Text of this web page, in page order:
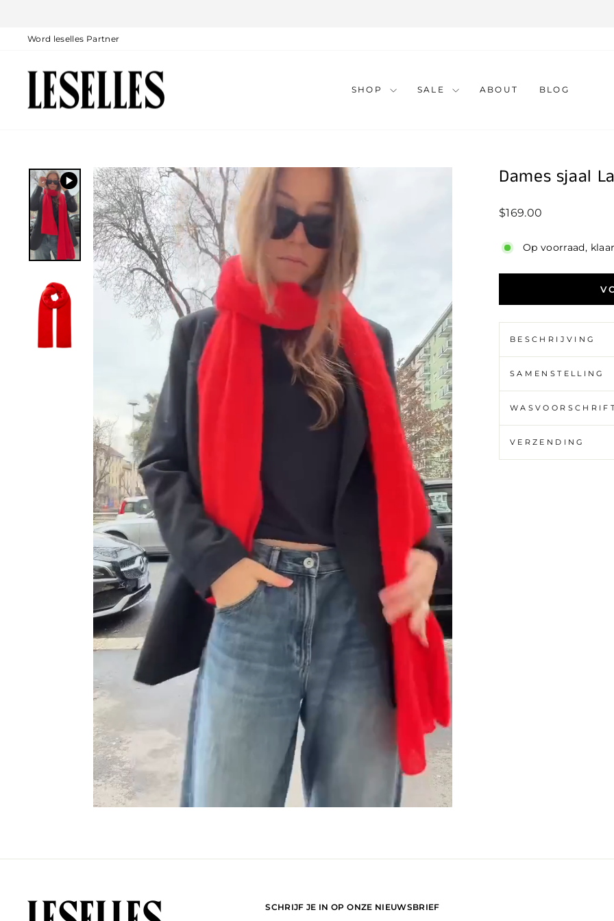
inhoudWord leselles Partner
SHOP SALE ABOUT BLOG
Dames sjaal
Standaard
$169.00
Op voorraad,
BESCHRIJVING
SAMENSTELLING
VERZENDING
SCHRIJF JE IN OP ONZE NIEUWSBRIEF